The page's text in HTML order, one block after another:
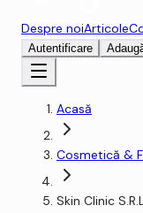
Despre noiArticole
Autentificare
Acasă
Cosmetică &
Skin Clinic